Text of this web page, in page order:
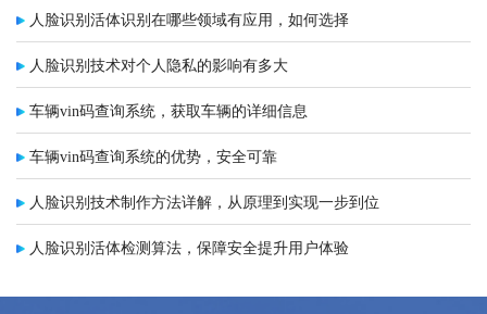
人脸识别活体识别在哪些领域有应用，如何选择
人脸识别技术对个人隐私的影响有多大
车辆vin码查询系统，获取车辆的详细信息
车辆vin码查询系统的优势，安全可靠
人脸识别技术制作方法详解，从原理到实现一步到位
人脸识别活体检测算法，保障安全提升用户体验